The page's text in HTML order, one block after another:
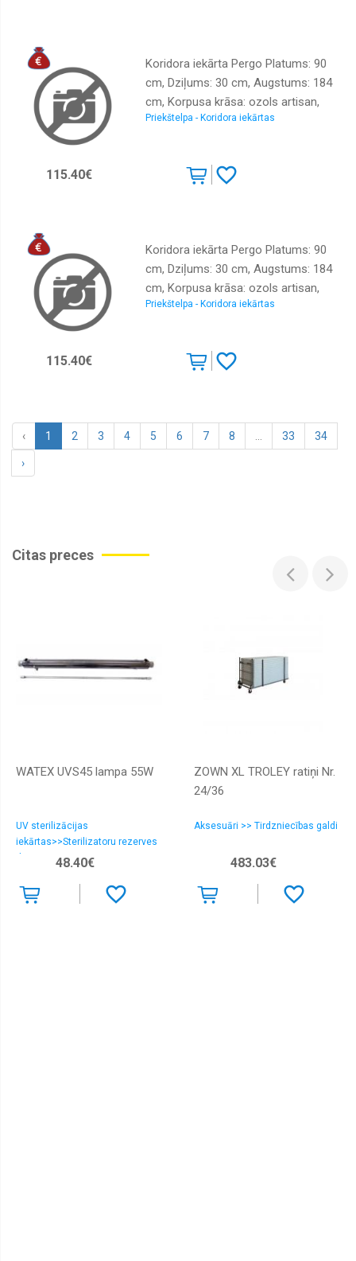
Koridora iekārta Pergo Platums: 90
cm, Dziļums: 30 cm, Augstums: 184
cm, Korpusa krāsa: ozols artisan,
Elementu krāsa: ozols artisan,
pakaramo: 1, Ar apavu plauktu: 1
Priekštelpa - Koridora iekārtas
115.40€
Koridora iekārta Pergo Platums: 90
cm, Dziļums: 30 cm, Augstums: 184
cm, Korpusa krāsa: ozols artisan,
Elementu krāsa: kašmīrs,
pakaramo: 1, Ar apavu plauktu: 1
Priekštelpa - Koridora iekārtas
115.40€
‹ 1 2 3 4 5 6 7 8 33 34
›
Citas preces
WATEX UVS45 lampa 55W
UV sterilizācijas
iekārtas>>Sterilizatoru rezerves
48.40€
ZOWN XL TROLEY ratiņi Nr.
24/36
Aksesuāri >> Tirdzniecības galdi
483.03€